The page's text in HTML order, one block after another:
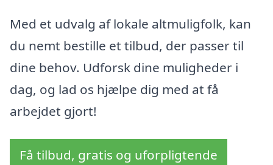
Med et udvalg af lokale altmuligfolk, kan
du nemt bestille et tilbud, der passer til
dine behov. Udforsk dine muligheder i
dag, og lad os hjælpe dig med at få
arbejdet gjort!
Få tilbud, gratis og uforpligtende